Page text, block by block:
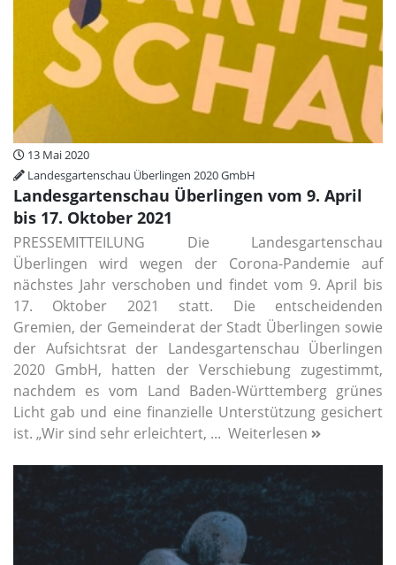
13 Mai 2020
Landesgartenschau Überlingen 2020 GmbH
Landesgartenschau Überlingen vom 9. April
bis 17. Oktober 2021
PRESSEMITTEILUNG Die Landesgartenschau
Überlingen wird wegen der Corona-Pandemie auf
nächstes Jahr verschoben und findet vom 9. April bis
17. Oktober 2021 statt. Die entscheidenden
Gremien, der Gemeinderat der Stadt Überlingen sowie
der Aufsichtsrat der Landesgartenschau Überlingen
2020 GmbH, hatten der Verschiebung zugestimmt,
nachdem es vom Land Baden-Württemberg grünes
Licht gab und eine finanzielle Unterstützung gesichert
ist. „Wir sind sehr erleichtert, ... Weiterlesen